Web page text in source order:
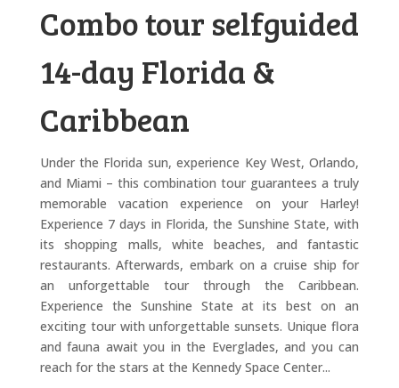
Combo tour selfguided
14-day Florida &
Caribbean
Under the Florida sun, experience Key West, Orlando,
and Miami – this combination tour guarantees a truly
memorable vacation experience on your Harley!
Experience 7 days in Florida, the Sunshine State, with
its shopping malls, white beaches, and fantastic
restaurants. Afterwards, embark on a cruise ship for
an unforgettable tour through the Caribbean.
Experience the Sunshine State at its best on an
exciting tour with unforgettable sunsets. Unique flora
and fauna await you in the Everglades, and you can
reach for the stars at the Kennedy Space Center...